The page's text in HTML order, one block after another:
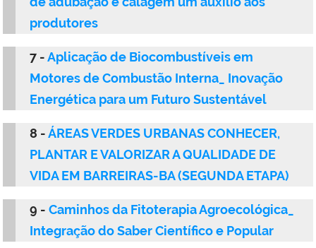
produtores
7 -Aplicação de Biocombustíveis em
Motores de Combustão Interna_ Inovação
Energética para um Futuro Sustentável
8 -ÁREAS VERDES URBANAS CONHECER,
PLANTAR E VALORIZAR A QUALIDADE DE
VIDA EM BARREIRAS-BA (SEGUNDA ETAPA)
9 - Caminhos da Fitoterapia Agroecológica_
Integração do Saber Científico e Popular